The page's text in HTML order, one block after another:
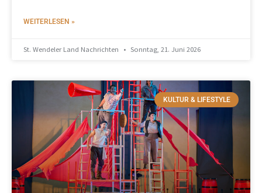
WEITERLESEN »
St. Wendeler Land Nachrichten Sonntag, 21. Juni 2026
KULTUR & LIFESTYLE